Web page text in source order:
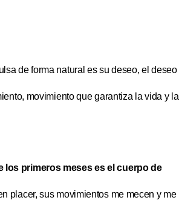
de forma natural es su deseo, el deseo
movimiento que garantiza la vida y la
los primeros meses es el cuerpo de
placer, sus movimientos me mecen y me